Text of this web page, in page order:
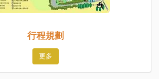
行程規劃
更多